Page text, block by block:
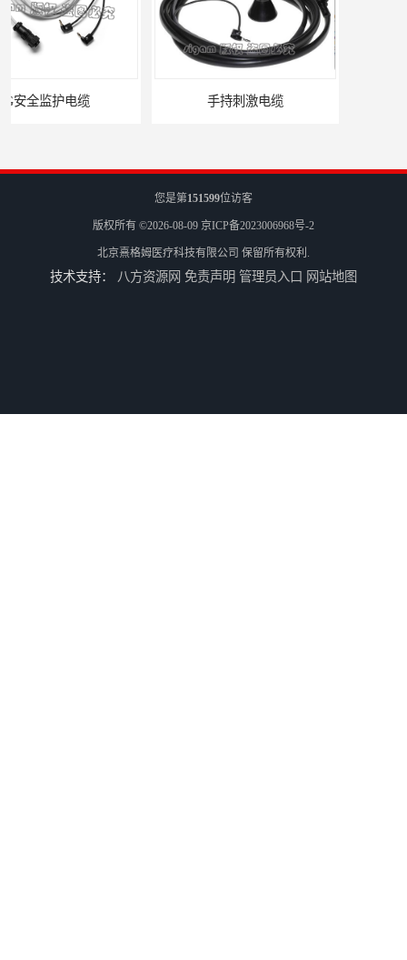
手持刺激电缆 平凹刺激电极片
您是第151599位访客
版权所有 ©2026-08-09 京ICP备2023006968号-2
北京熹格姆医疗科技有限公司 保留所有权利.
技术支持： 八方资源网 免责声明 管理员入口 网站地图